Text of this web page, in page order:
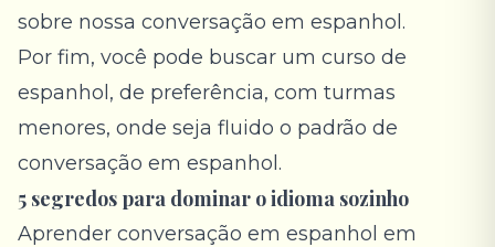
sobre nossa conversação em espanhol.
Por fim, você pode buscar um curso de
espanhol, de preferência, com turmas
menores, onde seja fluido o padrão de
conversação em espanhol.
5 segredos para dominar o idioma sozinho
Aprender conversação em espanhol em